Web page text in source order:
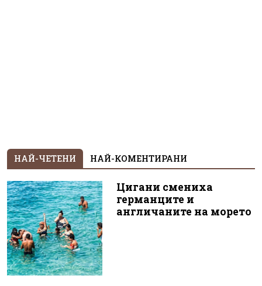
НАЙ-ЧЕТЕНИ НАЙ-КОМЕНТИРАНИ
Цигани смениха
германците и
англичаните на морето